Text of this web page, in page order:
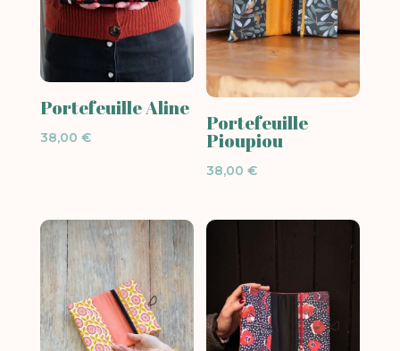
Portefeuille Aline
38,00 €
Portefeuille
Pioupiou
38,00€